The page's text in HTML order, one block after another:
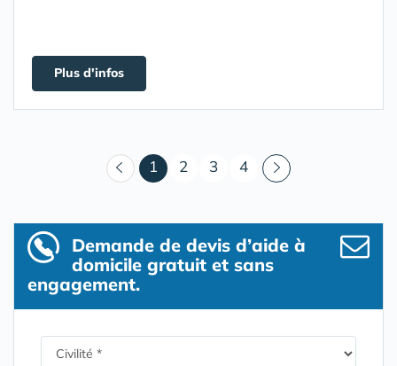
Plus d'infos
1 (courant)
2 3 4
Demande de devis d’aide à
domicile gratuit et sans
engagement.